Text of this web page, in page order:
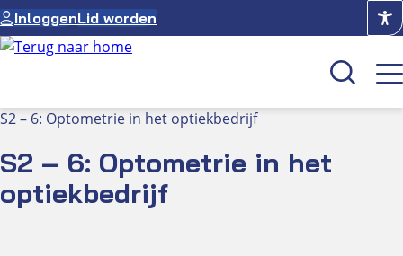
Ga
naar
de
InloggenLid worden
Kenniscentrum
Academie
S2 – 6: Optometrie in het optiekbedrijf
S2 – 6: Optometrie in het
optiekbedrijf